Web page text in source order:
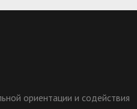
ориентации и содействия